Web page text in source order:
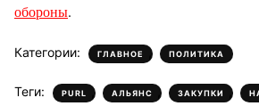
обороны.
Категории: ГЛАВНОЕ , ПОЛИТИКА
Теги: PURL , АЛЬЯНС , ЗАКУПКИ ,